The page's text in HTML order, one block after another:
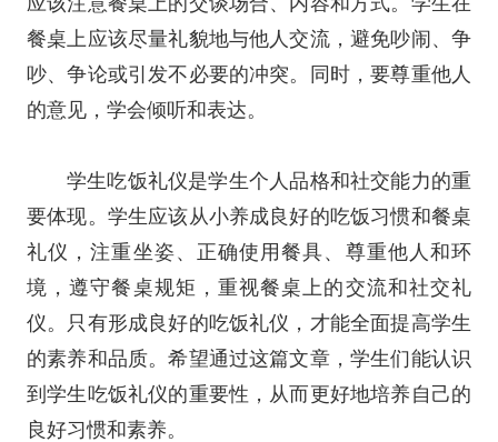
餐桌上应该尽量礼貌地与他人交流，避免吵闹、争
吵、争论或引发不必要的冲突。同时，要尊重他人
的意见，学会倾听和表达。
学生吃饭礼仪是学生个人品格和社交能力的重
要体现。学生应该从小养成良好的吃饭习惯和餐桌
礼仪，注重坐姿、正确使用餐具、尊重他人和环
境，遵守餐桌规矩，重视餐桌上的交流和社交礼
仪。只有形成良好的吃饭礼仪，才能全面提高学生
的素养和品质。希望通过这篇文章，学生们能认识
到学生吃饭礼仪的重要性，从而更好地培养自己的
良好习惯和素养。